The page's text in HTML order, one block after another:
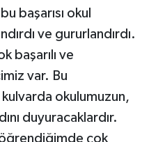
başarısı okul
ve gururlandırdı.
başarılı ve
var. Bu
okulumuzun,
duyuracaklardır.
öğrendiğimde çok